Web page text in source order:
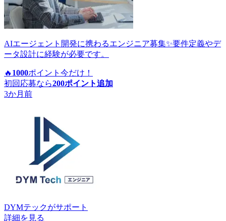
AIエージェント開発に携わるエンジニア募集✨要件定義やデ
ータ設計に経験が必要です。
🔥 1000ポイント 今だけ！
初回応募なら200ポイント追加
3か月前
DYMテックがサポート
詳細を見る